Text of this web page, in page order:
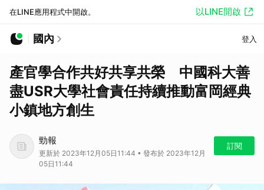
在LINE應用程式中開啟。 以LINE開啟
國內 登入
產官學合作共好共享共榮 中國科大善
盡USR大學社會責任持續推動富岡經典
小鎮地方創生
勁報
更新於 2023年12月05日11:44 • 發布於 2023年12月
05日11:44
訂閱